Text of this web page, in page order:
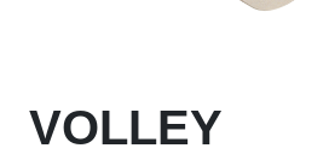
VOLLEY